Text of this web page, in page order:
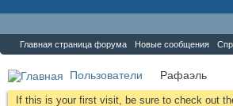
Главная страница форума Новые сообщения
Пользователи Рафаэль
If this is your first visit, be sure to check out